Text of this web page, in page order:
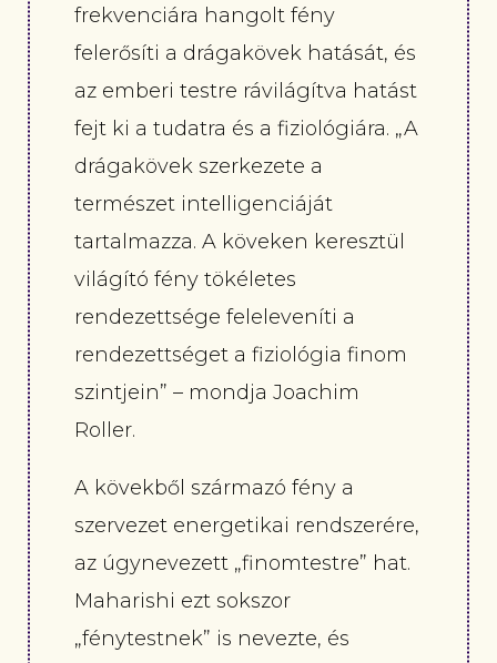
frekvenciára hangolt fény
felerősíti a drágakövek hatását, és
az emberi testre rávilágítva hatást
fejt ki a tudatra és a fiziológiára. „A
drágakövek szerkezete a
természet intelligenciáját
tartalmazza. A köveken keresztül
világító fény tökéletes
rendezettsége feleleveníti a
rendezettséget a fiziológia finom
szintjein” – mondja Joachim
Roller.
A kövekből származó fény a
szervezet energetikai rendszerére,
az úgynevezett „finomtestre” hat.
Maharishi ezt sokszor
„fénytestnek” is nevezte, és